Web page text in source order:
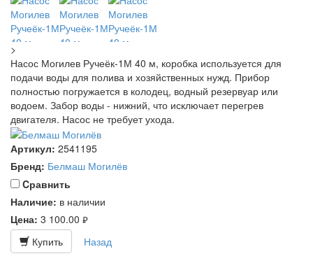
>
Насос Могилев Ручеёк-1М 40 м, коробка используется для
подачи воды для полива и хозяйственных нужд. Прибор
полностью погружается в колодец, водный резервуар или
водоем. Забор воды - нижний, что исключает перегрев
двигателя. Насос не требует ухода.
Артикул: 2541195
Бренд: Белмаш Могилёв
Cравнить
Наличие: в наличии
Цена: 3 100.00 руб.
Купить Назад